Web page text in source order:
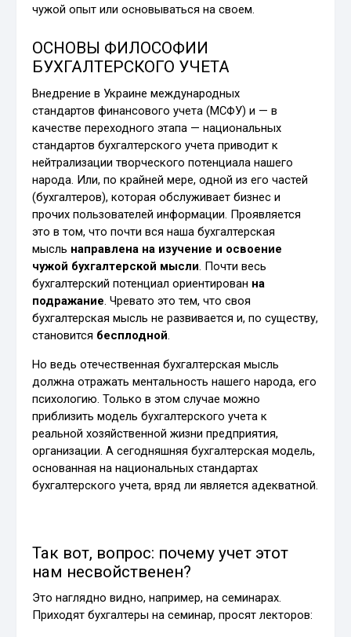
чужой опыт или основываться на своем.
ОСНОВЫ ФИЛОСОФИИ
БУХГАЛТЕРСКОГО УЧЕТА
Внедрение в Украине международных
стандартов финансового учета (МСФУ) и — в
качестве переходного этапа — национальных
стандартов бухгалтерского учета приводит к
нейтрализации творческого потенциала нашего
народа. Или, по крайней мере, одной из его частей
(бухгалтеров), которая обслуживает бизнес и
прочих пользователей информации. Проявляется
это в том, что почти вся наша бухгалтерская
мысль направлена на изучение и освоение
чужой бухгалтерской мысли. Почти весь
бухгалтерский потенциал ориентирован на
подражание. Чревато это тем, что своя
бухгалтерская мысль не развивается и, по существу,
становится бесплодной.
Но ведь отечественная бухгалтерская мысль
должна отражать ментальность нашего народа, его
психологию. Только в этом случае можно
приблизить модель бухгалтерского учета к
реальной хозяйственной жизни предприятия,
организации. А сегодняшняя бухгалтерская модель,
основанная на национальных стандартах
бухгалтерского учета, вряд ли является адекватной.
Так вот, вопрос: почему учет этот
нам несвойственен?
Это наглядно видно, например, на семинарах.
Приходят бухгалтеры на семинар, просят лекторов: